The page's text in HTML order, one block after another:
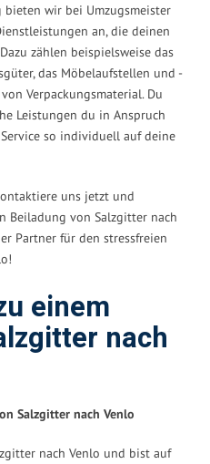
wir bei Umzugsmeister
an, die deinen
zählen beispielsweise das
das Möbelaufstellen und -
Verpackungsmaterial. Du
Leistungen du in Anspruch
so individuell auf deine
uns jetzt und
Beiladung von Salzgitter nach
Partner für den stressfreien
einem
nach
Salzgitter nach Venlo
nach Venlo und bist auf